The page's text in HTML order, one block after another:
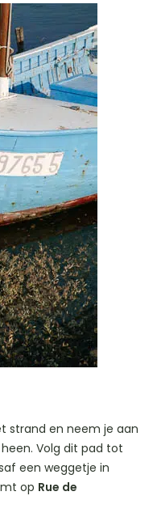
strand en neem je aan
Volg dit pad tot
een weggetje in
op Rue de